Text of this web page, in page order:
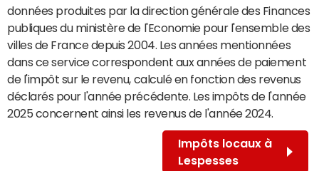
données produites par la direction générale des Finances
publiques du ministère de l'Economie pour l'ensemble des
villes de France depuis 2004. Les années mentionnées
dans ce service correspondent aux années de paiement
de l'impôt sur le revenu, calculé en fonction des revenus
déclarés pour l'année précédente. Les impôts de l'année
2025 concernent ainsi les revenus de l'année 2024.
Impôts locaux à
Lespesses